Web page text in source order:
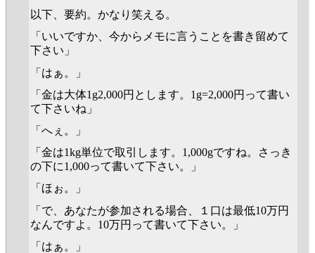
以下、要約。かなり笑える。
「いいですか、今からメモに言うことを書き留めて
下さい」
「はぁ。」
「金は大体1g2,000円とします。1g=2,000円って書い
て下さいね」
「へぇ。」
「金は1kg単位で取引します。1,000gですね。さっき
の下に1,000って書いて下さい。」
「ほぉ。」
「で、あなたが参加される場合、１口は最低10万円
なんですよ。10万円って書いて下さい。」
「はぁ。」